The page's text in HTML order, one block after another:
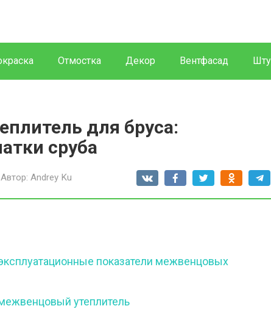
Отмостка Декор Вентфасад
для бруса:
сруба
Автор: Andrey Ku
показатели межвенцовых
утеплитель